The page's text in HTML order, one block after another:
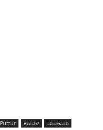
Puttur ಕರಾವಳಿ
ಮಂಗಳೂರು